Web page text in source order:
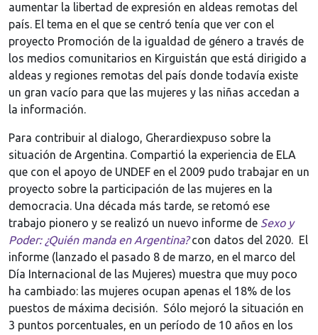
aumentar la libertad de expresión en aldeas remotas del
país. El tema en el que se centró tenía que ver con el
proyecto Promoción de la igualdad de género a través de
los medios comunitarios en Kirguistán que está dirigido a
aldeas y regiones remotas del país donde todavía existe
un gran vacío para que las mujeres y las niñas accedan a
la información.
Para contribuir al dialogo, Gherardiexpuso sobre la
situación de Argentina. Compartió la experiencia de ELA
que con el apoyo de UNDEF en el 2009 pudo trabajar en un
proyecto sobre la participación de las mujeres en la
democracia. Una década más tarde, se retomó ese
trabajo pionero y se realizó un nuevo informe de Sexo y
Poder: ¿Quién manda en Argentina?con datos del 2020. El
informe (lanzado el pasado 8 de marzo, en el marco del
Día Internacional de las Mujeres) muestra que muy poco
ha cambiado: las mujeres ocupan apenas el 18% de los
puestos de máxima decisión. Sólo mejoró la situación en
3 puntos porcentuales, en un período de 10 años en los